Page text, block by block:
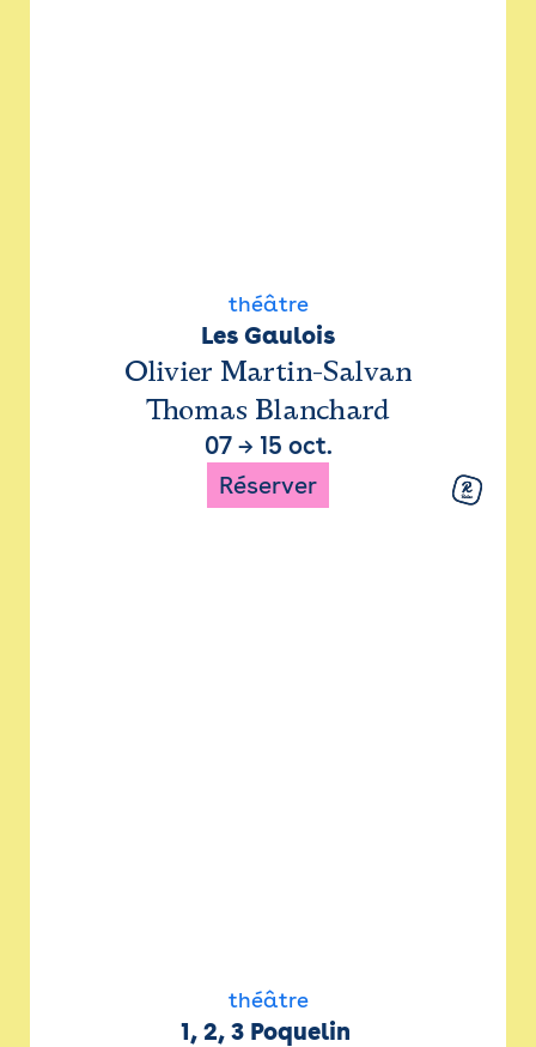
théâtre
Les Gaulois
Olivier Martin-Salvan
Thomas Blanchard
07→ 15 oct.
Réserver
théâtre
1, 2, 3 Poquelin